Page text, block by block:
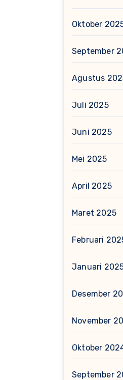
Oktober
September
Agustus
Juli 2025
Juni 2025
Mei 2025
April 2025
Maret 2025
Februari
Januari
Desember
November
Oktober
September